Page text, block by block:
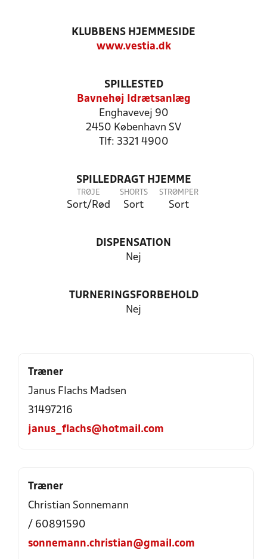
KLUBBENS HJEMMESIDE
www.vestia.dk
SPILLESTED
Bavnehøj Idrætsanlæg
Enghavevej 90
2450 København SV
Tlf: 3321 4900
SPILLEDRAGT HJEMME
TRØJE
Sort/Rød
SHORTS
Sort
STRØMPER
Sort
DISPENSATION
Nej
TURNERINGSFORBEHOLD
Nej
Træner
Janus Flachs Madsen
31497216
janus_flachs@hotmail.com
Træner
Christian Sonnemann
/ 60891590
sonnemann.christian@gmail.com